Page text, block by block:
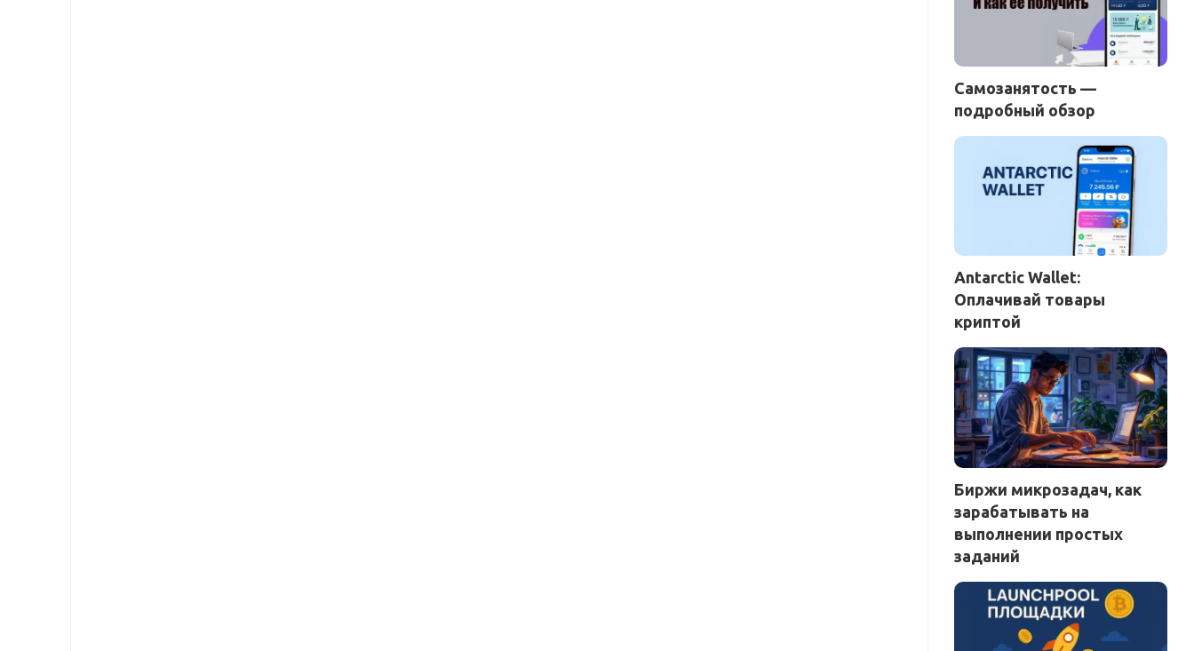
Самозанятость —
подробный обзор
Antarctic Wallet:
Оплачивай товары
криптой
Биржи микрозадач, как
зарабатывать на
выполнении простых
заданий